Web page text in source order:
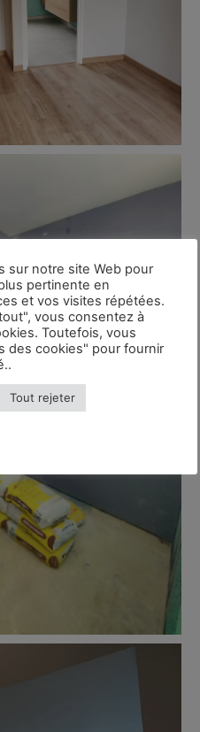
sur notre site Web pour
pertinente en
et vos visites répétées.
vous consentez à
Toutefois, vous
des cookies" pour fournir
Tout rejeter